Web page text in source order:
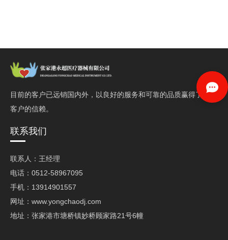
目前的客户已远销国内外，以良好的服务和可靠的品质赢得了
客户的信赖。
联系我们
联系人：王经理
电话：0512-58967095
手机：13914901557
网址：www.yongchaodj.com
地址：张家港市塘桥镇妙桥顾家路21号6幢